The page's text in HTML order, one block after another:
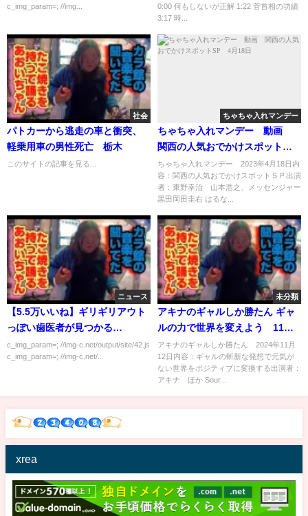
c_img_param=; //img...
hiroyuki 少子化 日本】
0:00 何もしないが正解 1:22 菅首相の功績
3:17 時...
社会
パトカーから逃走の車と衝突、
軽乗用車の男性死亡 栃木
このサイトの記事を見る...
ちゃちゃ入れマンデー
ちゃちゃ入れマンデー 動画
関西の人気おでかけスポット
SP 4月18日
ちゃちゃ入れマンデー 2023年4月18日内
容：関西の人気おでかけスポットＳＰ出演
者：東野幸治 山本浩之、メッセンジャー
黒田岡田圭右 はるな...
ニュース
【5.5万いいね】ギリギリアウト
っぽい歯医者が見つかる…
c_img_param=; //img-c.net/output/site/42.js
c_img_param=; //img-c.net/...
未分類
アキナのギャルしか勝たん ギャ
ルの力で世界を変えよう 11月
12日
アキナのギャルしか勝たん 2024年11月
12日内容：ギャルの斬新な発想で元気が
ない世界をポジティブに変換する出演者：
アキナ ほか Sour...
xrea